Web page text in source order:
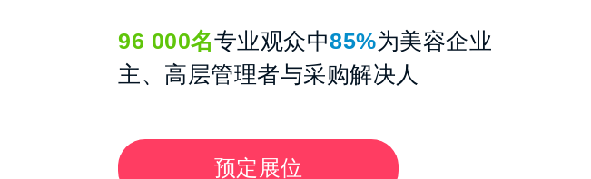
预定展位
96 000名专业观众中85%为美容企业
主、高层管理者与采购解决人